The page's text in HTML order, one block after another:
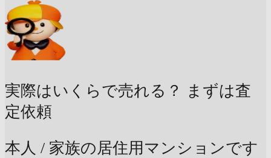
実際はいくらで売れる？
まずは査
定依頼
本人 / 家族の居住用マンションです